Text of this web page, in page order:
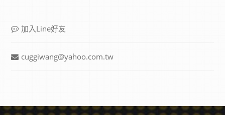
加入Line好友
cuggiwang@yahoo.com.tw